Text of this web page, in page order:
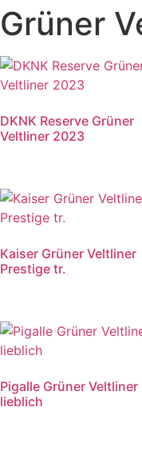
Grüner
DKNK Reserve Grüner
Veltliner 2023
Kaiser Grüner Veltliner
Prestige tr.
Pigalle Grüner Veltliner
lieblich